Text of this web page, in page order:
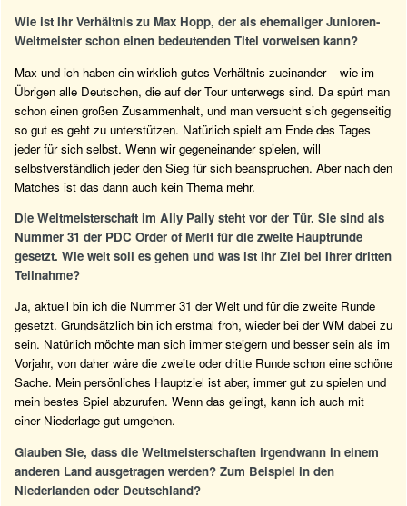
Wie ist Ihr Verhältnis zu Max Hopp, der als ehemaliger Junioren-
Weltmeister schon einen bedeutenden Titel vorweisen kann?
Max und ich haben ein wirklich gutes Verhältnis zueinander – wie im
Übrigen alle Deutschen, die auf der Tour unterwegs sind. Da spürt man
schon einen großen Zusammenhalt, und man versucht sich gegenseitig
so gut es geht zu unterstützen. Natürlich spielt am Ende des Tages
jeder für sich selbst. Wenn wir gegeneinander spielen, will
selbstverständlich jeder den Sieg für sich beanspruchen. Aber nach den
Matches ist das dann auch kein Thema mehr.
Die Weltmeisterschaft im Ally Pally steht vor der Tür. Sie sind als
Nummer 31 der PDC Order of Merit für die zweite Hauptrunde
gesetzt. Wie weit soll es gehen und was ist Ihr Ziel bei Ihrer dritten
Teilnahme?
Ja, aktuell bin ich die Nummer 31 der Welt und für die zweite Runde
gesetzt. Grundsätzlich bin ich erstmal froh, wieder bei der WM dabei zu
sein. Natürlich möchte man sich immer steigern und besser sein als im
Vorjahr, von daher wäre die zweite oder dritte Runde schon eine schöne
Sache. Mein persönliches Hauptziel ist aber, immer gut zu spielen und
mein bestes Spiel abzurufen. Wenn das gelingt, kann ich auch mit
einer Niederlage gut umgehen.
Glauben Sie, dass die Weltmeisterschaften irgendwann in einem
anderen Land ausgetragen werden? Zum Beispiel in den
Niederlanden oder Deutschland?